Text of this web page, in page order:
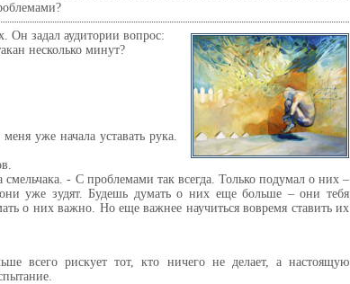
Он задал аудитории вопрос:
несколько минут?
уже начала уставать рука.
- С проблемами так всегда. Только подумал о них –
уже зудят. Будешь думать о них еще больше – они тебя
о них важно. Но еще важнее научиться вовремя ставить их
всего рискует тот, кто ничего не делает, а настоящую